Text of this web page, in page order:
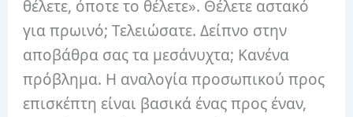
θέλετε, όποτε το θέλετε». Θέλετε αστακό
για πρωινό; Τελειώσατε. Δείπνο στην
αποβάθρα σας τα μεσάνυχτα; Κανένα
πρόβλημα. Η αναλογία προσωπικού προς
επισκέπτη είναι βασικά ένας προς έναν,